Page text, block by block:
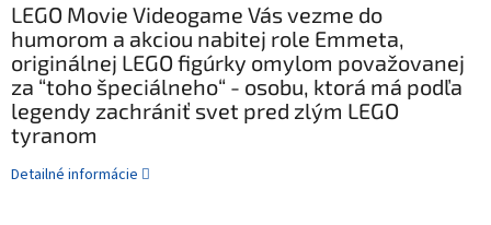
LEGO Movie Videogame Vás vezme do
humorom a akciou nabitej role Emmeta,
originálnej LEGO figúrky omylom považovanej
za “toho špeciálneho“ - osobu, ktorá má podľa
legendy zachrániť svet pred zlým LEGO
tyranom
Detailné informácie